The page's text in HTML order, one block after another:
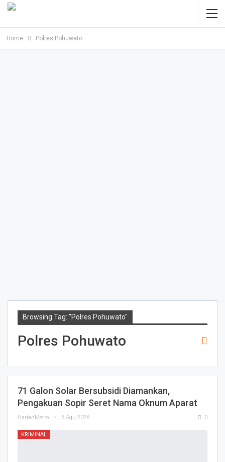
Home Polres Pohuwato
Browsing Tag: "Polres Pohuwato"
Polres Pohuwato
71 Galon Solar Bersubsidi Diamankan,
Pengakuan Sopir Seret Nama Oknum Aparat
HarianMetro 6 Agu 2026 0
KRIMINAL